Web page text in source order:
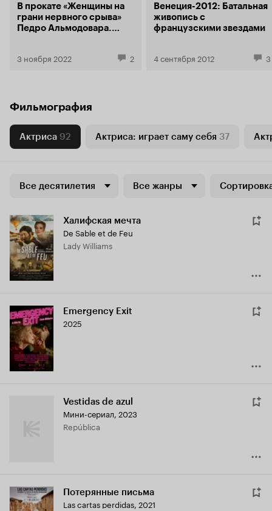
В прокате «Женщины на
грани нервного срыва»
Педро Альмодовара.
3 ноября 2022 2
Венеция-2012: Батальная
живопись с
французскими звездами
4 сентября 2012 3
Фильмография
Актриса 92 Актриса: играет саму себя 37
Все десятилетия Все жанры
Халифская мечта
De Sable et de Feu
Lady Williams
Emergency Exit
2025
Vestidas de azul
Мини-сериал, 2023
República
Потерянные письма
Las cartas perdidas, 2021